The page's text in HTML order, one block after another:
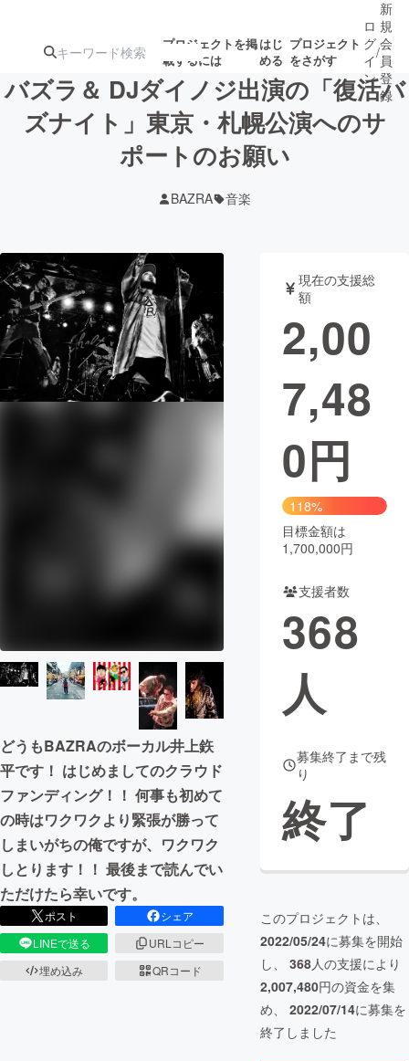
プロジェクトを掲
載するには
はじ
める
プロジェクト
をさがす
注目のリ 注目の新着プロ募集終了が近いプ
ロジェクト
テクノロジー・ガジェット
映像・映画 書籍・雑誌
ビジネス・起業 チャレンジ
CAMPFIRE Creation
CAMPFIREふるさと納税machi-ya コミュニティ
ロ
グ
イ
ン
/
新
規
会
員
登
録
バズラ＆ DJダイノジ出演の「復活バ
ズナイト」東京・札幌公演へのサ
ポートのお願い
BAZRA 音楽
どうもBAZRAのボーカル井上鉃
平です！ はじめましてのクラウド
ファンディング！！ 何事も初めて
の時はワクワクより緊張が勝って
しまいがちの俺ですが、ワクワク
しとります！！ 最後まで読んでい
ただけたら幸いです。
ポスト
シェア
LINEで送る
URLコピー
埋め込み
QRコード
現在の支援総
額
2,00
7,48
0円
118%
目標金額は
1,700,000円
支援者数
368
人
募集終了まで残
り
終了
このプロジェクトは、
2022/05/24に募集を開始
し、 368人の支援により
2,007,480円の資金を集
め、 2022/07/14に募集を
終了しました